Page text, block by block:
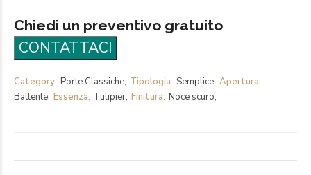
Chiedi un preventivo gratuito
Category Porte Classiche Tipologia Semplice Apertura
Battente Essenza Tulipier Finitura Noce scuro